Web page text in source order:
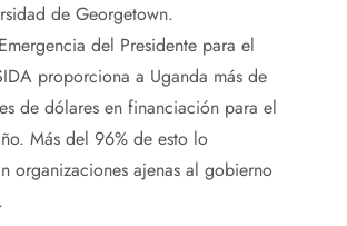
de Georgetown.
del Presidente para el
proporciona a Uganda más de
de dólares en financiación para el
Más del 96% de esto lo
organizaciones ajenas al gobierno